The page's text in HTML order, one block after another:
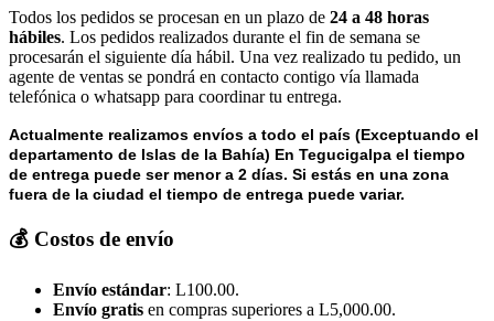
Todos los pedidos se procesan en un plazo de 24 a 48 horas
hábiles. Los pedidos realizados durante el fin de semana se
procesarán el siguiente día hábil. Una vez realizado tu pedido, un
agente de ventas se pondrá en contacto contigo vía llamada
telefónica o whatsapp para coordinar tu entrega.
Actualmente realizamos envíos a todo el país (Exceptuando el
departamento de Islas de la Bahía) En Tegucigalpa el tiempo
de entrega puede ser menor a 2 días. Si estás en una zona
fuera de la ciudad el tiempo de entrega puede variar.
💰 Costos de envío
Envío estándar: L100.00.
Envío gratis en compras superiores a L5,000.00.